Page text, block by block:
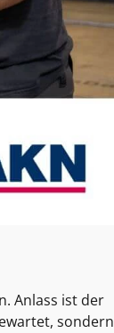
Anlass ist der
sondern